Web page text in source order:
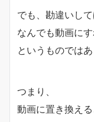
でも、勘違いし
なんでも動画に
というものではあ
つまり、
動画に置き換え